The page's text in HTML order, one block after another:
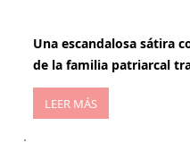
Una escandalosa sátira
de la familia patriarcal
LEER MÁS